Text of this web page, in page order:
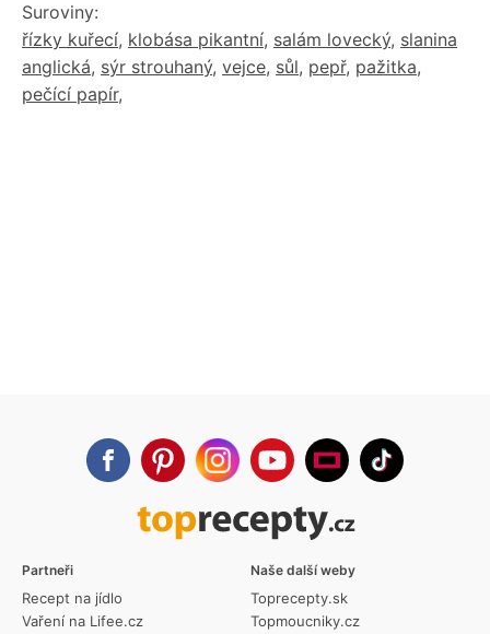
Suroviny:
řízky kuřecí, klobása pikantní, salám lovecký, slanina
anglická, sýr strouhaný, vejce, sůl, pepř, pažitka,
pečící papír,
Partneři
Recept na jídlo
Vaření na Lifee.cz
Naše další weby
Toprecepty.sk
Topmoucniky.cz